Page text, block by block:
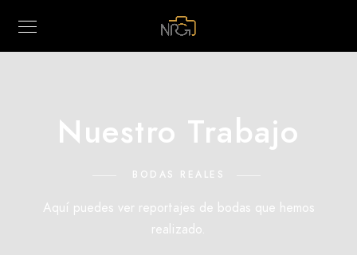
Nuestro Trabajo
BODAS REALES
Aquí puedes ver reportajes de bodas que hemos
realizado.